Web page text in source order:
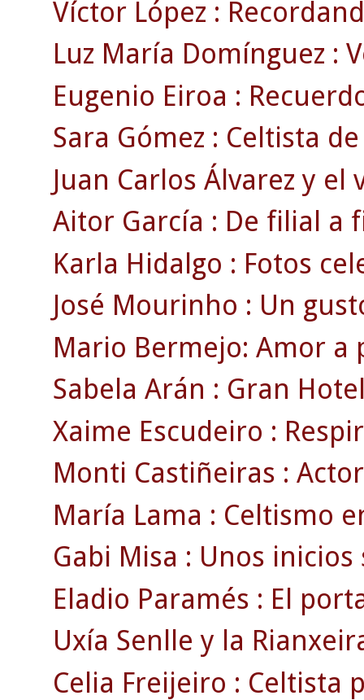
Víctor López :
Luz María Domínguez :
Eugenio Eiroa :
Sara Gómez : Celtista
Juan Carlos Álvarez y el
Aitor García : De filial a
Karla Hidalgo : Fotos
José Mourinho : Un
Mario Bermejo: Amor a
Sabela Arán : Gran
Xaime Escudeiro :
Monti Castiñeiras :
María Lama : Celtismo
Gabi Misa : Unos
Eladio Paramés : El
Uxía Senlle y la
Celia Freijeiro : Celtista